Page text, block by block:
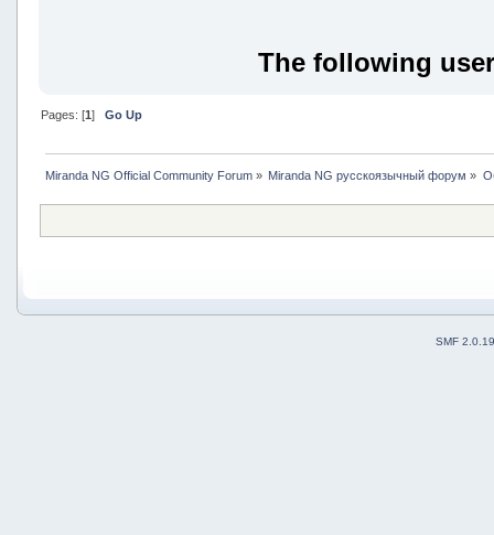
The following
Pages: [1 ] Go Up
Miranda NG Official Community Forum» Miranda NG русскоязычный форум »
SMF 2.0.19